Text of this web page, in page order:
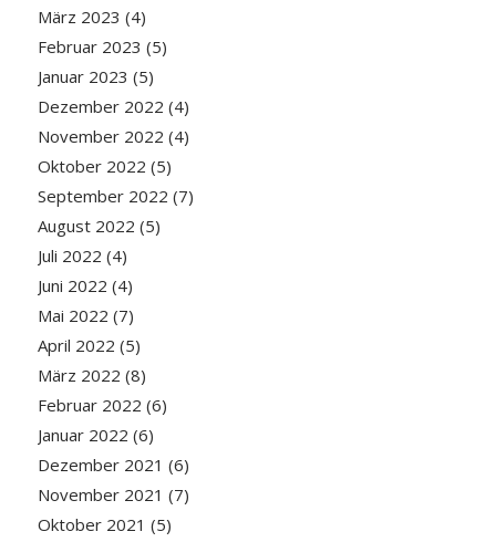
März 2023 (4)
Februar 2023 (5)
Januar 2023 (5)
Dezember 2022 (4)
November 2022 (4)
Oktober 2022 (5)
September 2022 (7)
August 2022 (5)
Juli 2022 (4)
Juni 2022 (4)
Mai 2022 (7)
April 2022 (5)
März 2022 (8)
Februar 2022 (6)
Januar 2022 (6)
Dezember 2021 (6)
November 2021 (7)
Oktober 2021 (5)